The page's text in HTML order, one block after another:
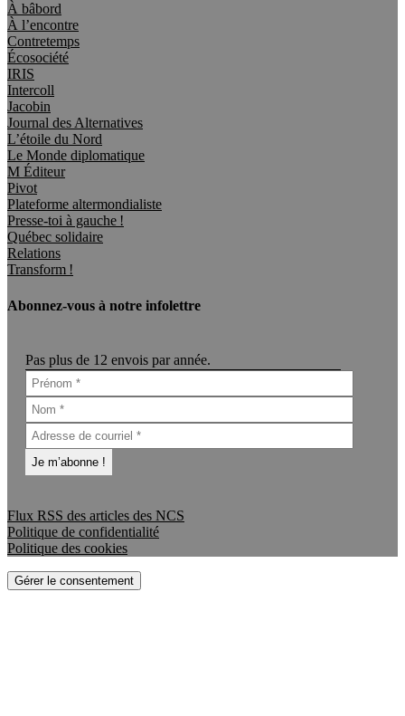
À bâbord
À l’encontre
Contretemps
Écosociété
IRIS
Intercoll
Jacobin
Journal des Alternatives
L’étoile du Nord
Le Monde diplomatique
M Éditeur
Pivot
Plateforme altermondialiste
Presse-toi à gauche !
Québec solidaire
Relations
Transform !
Abonnez-vous à notre infolettre
Pas plus de 12 envois par année.
Flux RSS des articles des NCS
Politique de confidentialité
Politique des cookies
Gérer le consentement